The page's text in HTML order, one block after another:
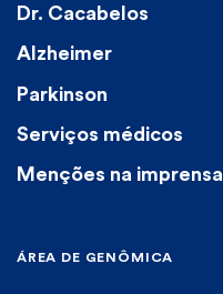
Dr. Cacabelos
Alzheimer
Parkinson
Serviços médicos
Menções na imprensa
ÁREA DE GENÔMICA